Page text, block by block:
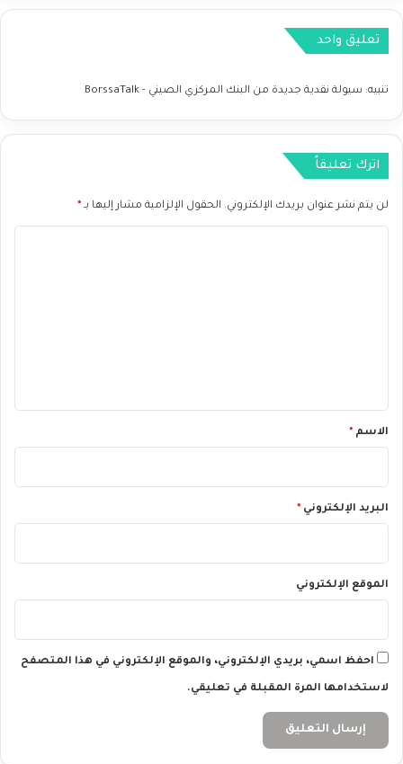
د
ي
ز
و
A
D
تعليق واحد
تنبيه: سيولة نقدية جديدة من البنك المركزي الصيني - BorssaTalk
اترك تعليقاً
لن يتم نشر عنوان بريدك الإلكتروني. الحقول الإلزامية مشار إليها بـ *
*الاسم *
البريد الإلكتروني *
الموقع الإلكتروني
احفظ اسمي، بريدي الإلكتروني، والموقع الإلكتروني في هذا المتصفح
لاستخدامها المرة المقبلة في تعليقي.